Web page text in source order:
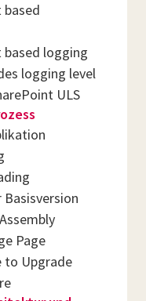
based
based logging
logging level
ULS
Page
to Upgrade